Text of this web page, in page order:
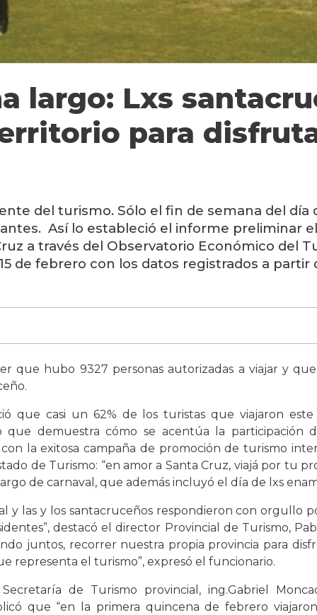
largo: Lxs
para
del turismo. Sólo el fin de semana del día
Así lo estableció el informe preliminar
a través del Observatorio Económico del
de febrero con los datos registrados a
que hubo 9327 personas autorizadas a viajar y
que casi un 62% de los turistas que viajaron
que demuestra cómo se acentúa la
la exitosa campaña de promoción de turismo
de Turismo: “en amor a Santa Cruz, viajá por tu
de carnaval, que además incluyó el día de lxs
y las y los santacruceños respondieron con orgullo
destacó el director Provincial de Turismo,
juntos, recorrer nuestra propia provincia para
representa el turismo”, expresó el funcionario.
de Turismo provincial, ing.Gabriel
que “en la primera quincena de febrero